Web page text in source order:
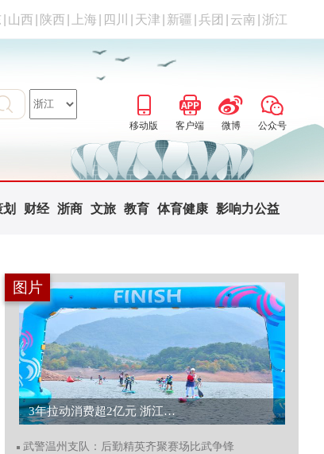
山西 陕西 上海 四川 天津 新疆 兵团 云南 浙江
移动版 客户端 微博 公众号
财经 浙商 文旅 教育 体育健康 影响力公益
图片
3年拉动消费超2亿元 浙江云和抢滩文旅体产业新赛道...
武警温州支队：后勤精英齐聚赛场比武争锋